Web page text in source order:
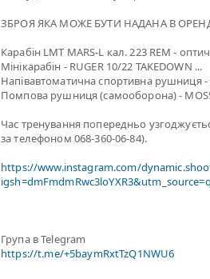
ЗБРОЯ ЯКА МОЖЕ БУТИ НАДАНА В
Карабін LMT MARS-L кал. 223 REM -
Мінікарабін - RUGER 10/22 TAKEDOWN ...
Напівавтоматична спортивна рушниця -
Помпова рушниця (самооборона) -
Час тренування попередньо
за телефоном 068-360-06-84).
https://www.instagram.com/
Група в Telegram
https://t.me/+5baymRxtTzQ1NWU6